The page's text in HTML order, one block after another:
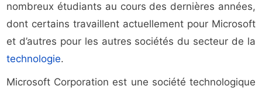
nombreux étudiants au cours des dernières années,
dont certains travaillent actuellement pour Microsoft
et d’autres pour les autres sociétés du secteur de la
technologie.
Microsoft Corporation est une société technologique